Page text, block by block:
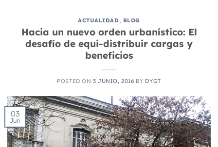
ACTUALIDAD, BLOG
Hacia un nuevo orden urbanístico: El
desafío de equi-distribuir cargas y
beneficios
POSTED ON 3 JUNIO, 2016 BY DYGT
03
Jun